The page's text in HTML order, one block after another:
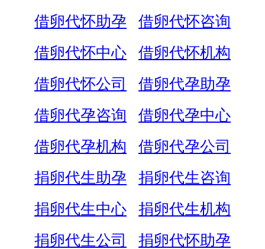
借卵代怀助孕
借卵代怀咨询
借卵代怀中心
借卵代怀机构
借卵代怀公司
借卵代孕助孕
借卵代孕咨询
借卵代孕中心
借卵代孕机构
借卵代孕公司
捐卵代生助孕
捐卵代生咨询
捐卵代生中心
捐卵代生机构
捐卵代生公司
捐卵代怀助孕